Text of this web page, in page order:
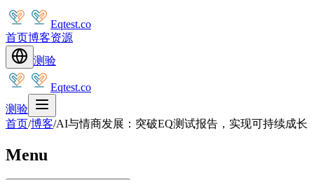
Eqtest.co
首页博客资源
测验
Eqtest.co
测验
首页/博客/AI与情商发展：突破EQ测试报告，实现可持续成长
Menu